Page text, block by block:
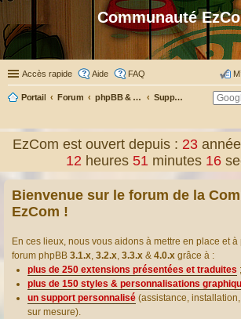
Communauté
Accès rapide Aide FAQ
Portail Forum phpBB & Co Support pour phpBB
EzCom est ouvert depuis : 23
12 heures 51 minutes 17
Bienvenue sur le forum de la
EzCom !
En ces lieux, nous vous aidons à mettre en place et
forum phpBB 3.1.x, 3.2.x, 3.3.x & 4.0.x grâce à :
plus de 250 extensions présentées et traduites ;
plus de 150 styles & personnalisations
un support personnalisé (assistance,
sur mesure).